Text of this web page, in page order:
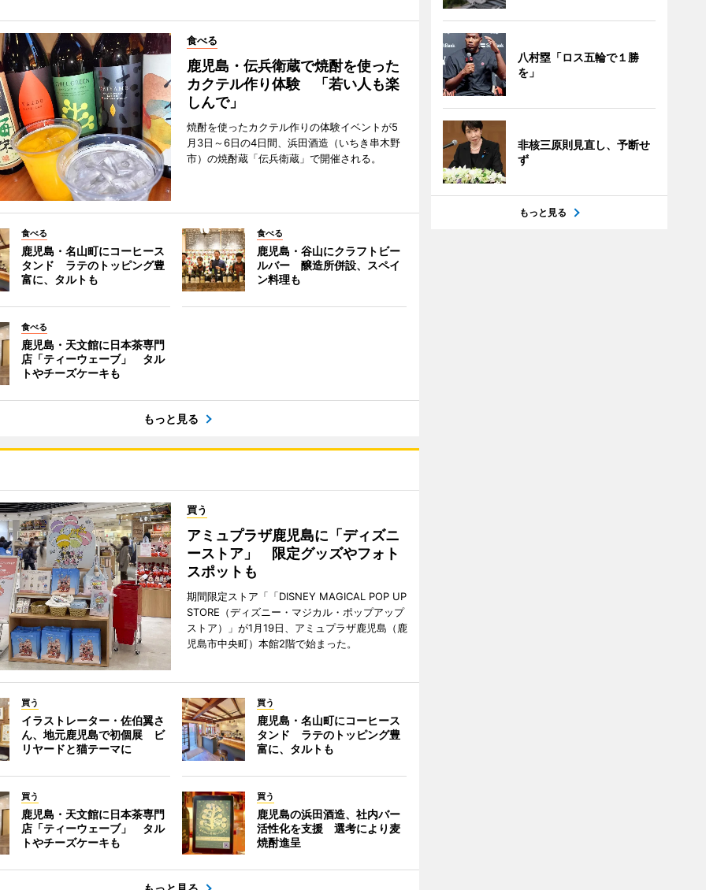
食べる
鹿児島・伝兵衛蔵で焼酎を使った
カクテル作り体験 「若い人も楽
しんで」
焼酎を使ったカクテル作りの体験イベントが5
月3日～6日の4日間、浜田酒造（いちき串木野
市）の焼酎蔵「伝兵衛蔵」で開催される。
食べる
鹿児島・名山町にコーヒース
タンド ラテのトッピング豊
富に、タルトも
食べる
鹿児島・谷山にクラフトビー
ルバー 醸造所併設、スペイ
ン料理も
食べる
鹿児島・天文館に日本茶専門
店「ティーウェーブ」 タル
トやチーズケーキも
もっと見る
買う
アミュプラザ鹿児島に「ディズニ
ーストア」 限定グッズやフォト
スポットも
期間限定ストア「「DISNEY MAGICAL POP UP
STORE（ディズニー・マジカル・ポップアップ
ストア）」が1月19日、アミュプラザ鹿児島（鹿
児島市中央町）本館2階で始まった。
買う
イラストレーター・佐伯翼さ
ん、地元鹿児島で初個展 ビ
リヤードと猫テーマに
買う
鹿児島・名山町にコーヒース
タンド ラテのトッピング豊
富に、タルトも
買う
鹿児島・天文館に日本茶専門
店「ティーウェーブ」 タル
トやチーズケーキも
買う
鹿児島の浜田酒造、社内バー
活性化を支援 選考により麦
焼酎進呈
八村塁「ロス五輪で１勝
を」
非核三原則見直し、予断せ
ず
もっと見る